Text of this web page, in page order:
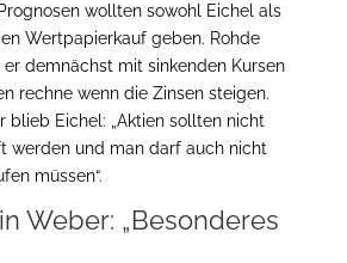
wollten sowohl Eichel als
Wertpapierkauf geben. Rohde
er demnächst mit sinkenden Kursen
rechne wenn die Zinsen steigen.
blieb Eichel: „Aktien sollten nicht
werden und man darf auch nicht
müssen“.
Weber: „Besonderes